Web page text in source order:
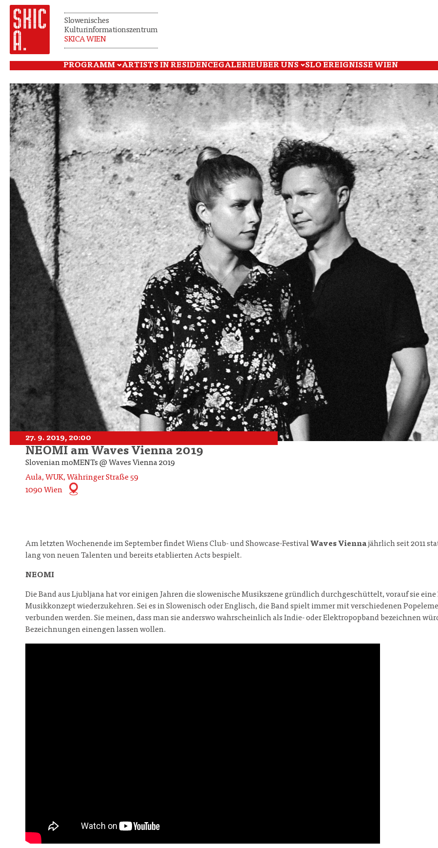
Slowenisches
Kulturinformationszentrum
SKICA WIEN
PROGRAMM ARTISTS IN RESIDENCEGALERIEÜBER UNS SLO EREIGNISSE WIEN
27. 9. 2019, 20:00
NEOMI am Waves Vienna 2019
Slovenian moMENTs @ Waves Vienna 2019
Aula, WUK, Währinger Straße 59
1090 Wien
Am letzten Wochenende im September findet Wiens Club- und Showcase-FestivalWaves Viennajährlich seit 2011
lang von neuen Talenten und bereits etablierten Acts bespielt.
NEOMI
Die Band aus Ljubljana hat vor einigen Jahren die slowenische Musikszene gründlich durchgeschüttelt, vorauf sie
Musikkonzept wiederzukehren. Sei es in Slowenisch oder Englisch, die Band spielt immer mit verschiedenen
verbunden werden. Sie meinen, dass man sie anderswo wahrscheinlich als Indie- oder Elektropopband bezeichnen
Bezeichnungen einengen lassen wollen.